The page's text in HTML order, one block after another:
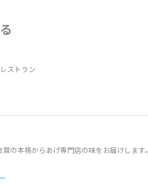
ストラン
の本格からあげ専門店の味をお届けします。